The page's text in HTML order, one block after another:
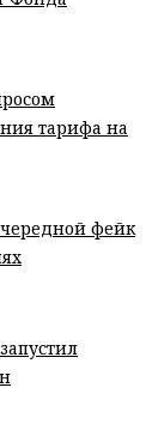
тарифа на
фейк